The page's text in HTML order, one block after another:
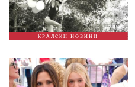
КРАЛСКИ НОВИНИ